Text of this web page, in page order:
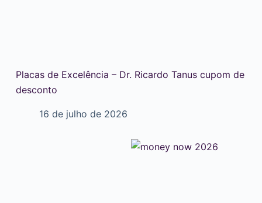
Placas de Excelência – Dr. Ricardo Tanus cupom de
desconto
16 de julho de 2026